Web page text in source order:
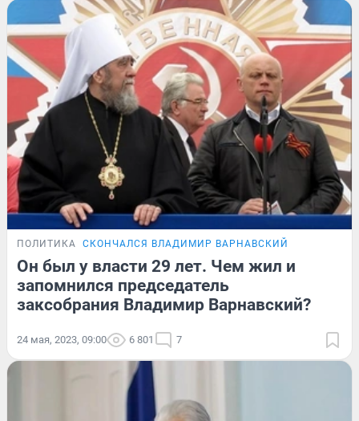
ПОЛИТИКА СКОНЧАЛСЯ ВЛАДИМИР ВАРНАВСКИЙ
Он был у власти 29 лет. Чем жил и
запомнился председатель
заксобрания Владимир Варнавский?
24 мая, 2023, 09:00 6 801 7